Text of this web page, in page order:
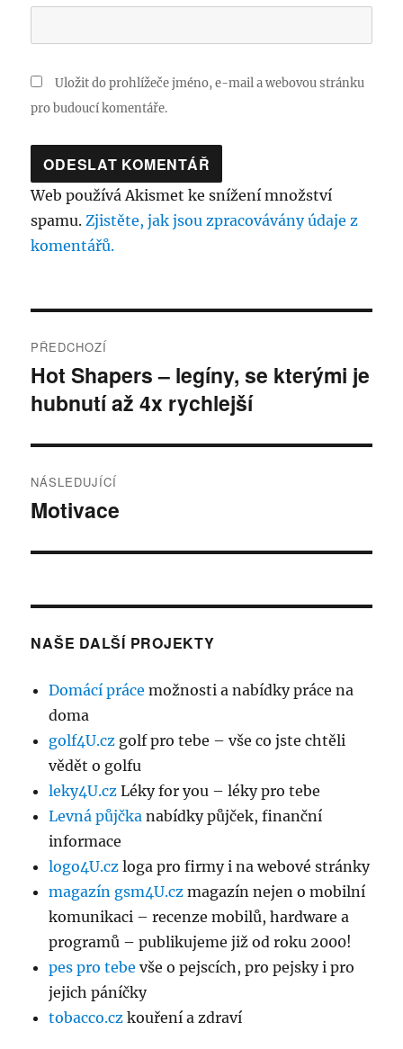
Uložit do prohlížeče jméno, e-mail a webovou stránku
pro budoucí komentáře.
Web používá Akismet ke snížení množství
spamu.Zjistěte, jak jsou zpracovávány údaje z
komentářů.
pro
příspěvek
PŘEDCHOZÍ
Předchozí
příspěvek:
Hot Shapers – legíny, se kterými je
hubnutí až 4x rychlejší
NÁSLEDUJÍCÍ
Následující
Motivace
NAŠE DALŠÍ PROJEKTY
Domácí práce možnosti a nabídky práce na
doma
golf4U.cz golf pro tebe – vše co jste chtěli
vědět o golfu
leky4U.cz Léky for you – léky pro tebe
Levná půjčka nabídky půjček, finanční
informace
logo4U.cz loga pro firmy i na webové stránky
magazín gsm4U.cz magazín nejen o mobilní
komunikaci – recenze mobilů, hardware a
programů – publikujeme již od roku 2000!
pes pro tebe vše o pejscích, pro pejsky i pro
jejich páníčky
tobacco.cz kouření a zdraví